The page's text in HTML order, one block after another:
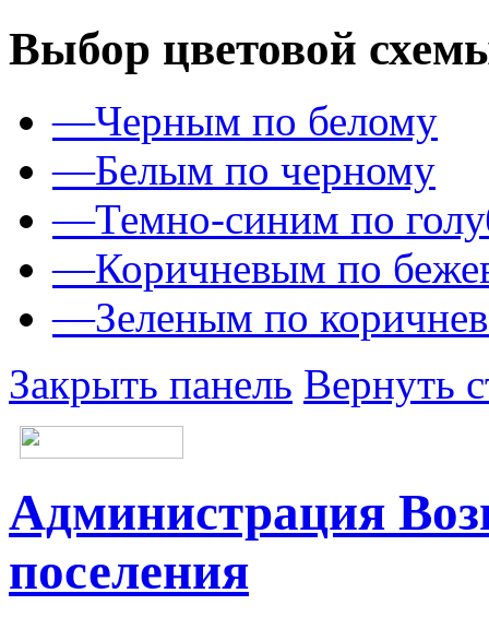
Выбор цветовой
—Черным по белому
—Белым по черному
—Темно-синим по
—Коричневым по
—Зеленым по
Закрыть панель Вернуть
Администрация
поселения